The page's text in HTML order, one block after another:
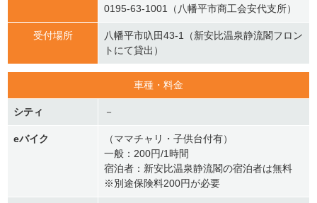
0195-63-1001（八幡平市商工会安代支所）
受付場所
八幡平市叺田43-1（新安比温泉静流閣フロン
トにて貸出）
車種・料金
シティ －
eバイク
（ママチャリ・子供台付有）
一般：200円/1時間
宿泊者：新安比温泉静流閣の宿泊者は無料
※別途保険料200円が必要